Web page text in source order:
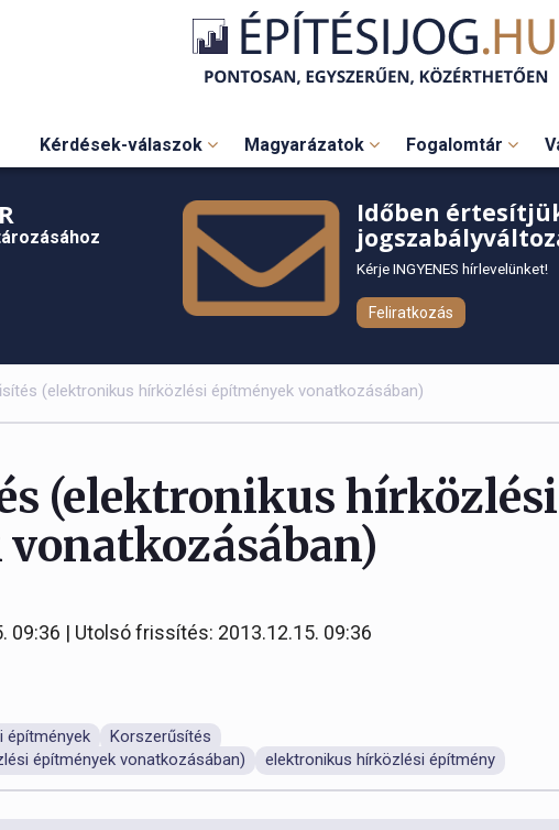
Kérdések-válaszok Magyarázatok Fogalomtár
Időben
Kérje INGYENES hírlevelünket!
Feliratkozás
(elektronikus hírközlési építmények vonatkozásában)
(elektronikus hírközlési
09:36 | Utolsó frissítés: 2013.12.15. 09:36
építmények
Korszerűsítés
építmények vonatkozásában)
elektronikus hírközlési építmény